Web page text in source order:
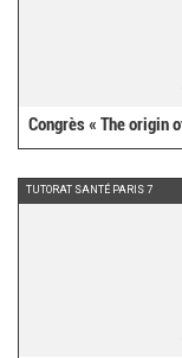
Congrès « The origin
TUTORAT SANTÉ PARIS 7